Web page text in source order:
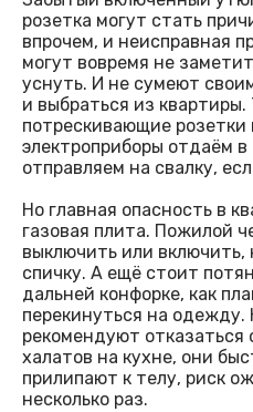
розетка могут стать
впрочем, и неисправная
могут вовремя не
уснуть. И не сумеют
и выбраться из
потрескивающие
электроприборы отдаём
отправляем на свалку,
Но главная опасность в
газовая плита. Пожилой
выключить или включить,
спичку. А ещё стоит
дальней конфорке, как
перекинуться на одежду.
рекомендуют отказаться
халатов на кухне, они
прилипают к телу, риск
несколько раз.